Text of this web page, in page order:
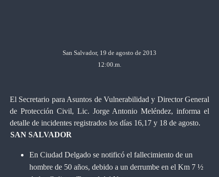
San Salvador, 19 de agosto de 2013
12:00.m.
El Secretario para Asuntos de Vulnerabilidad y Director General
de Protección Civil, Lic. Jorge Antonio Meléndez, informa el
detalle de incidentes registrados los días 16,17 y 18 de agosto.
SAN SALVADOR
En Ciudad Delgado se notificó el fallecimiento de un
hombre de 50 años, debido a un derrumbe en el Km 7 ½